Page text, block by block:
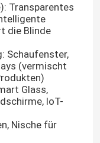
Transparentes
die Blinde
Schaufenster,
(vermischt
Glass,
IoT-
Nische für